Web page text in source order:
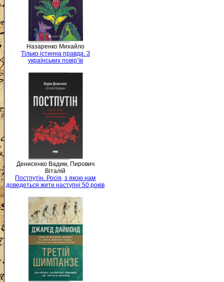
Назаренко Михайло
Тілько істинна правда. З
українських повір’їв
Денисенко Вадим, Пирович
Віталій
Постпутін. Росія, з якою нам
доведеться жити наступні 50 років